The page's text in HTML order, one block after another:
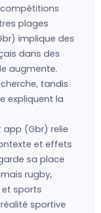
plages
implique des
dans des
augmente.
tandis
expliquent la
app (Gbr) relie
et effets
sa place
rugby,
et sports
sportive